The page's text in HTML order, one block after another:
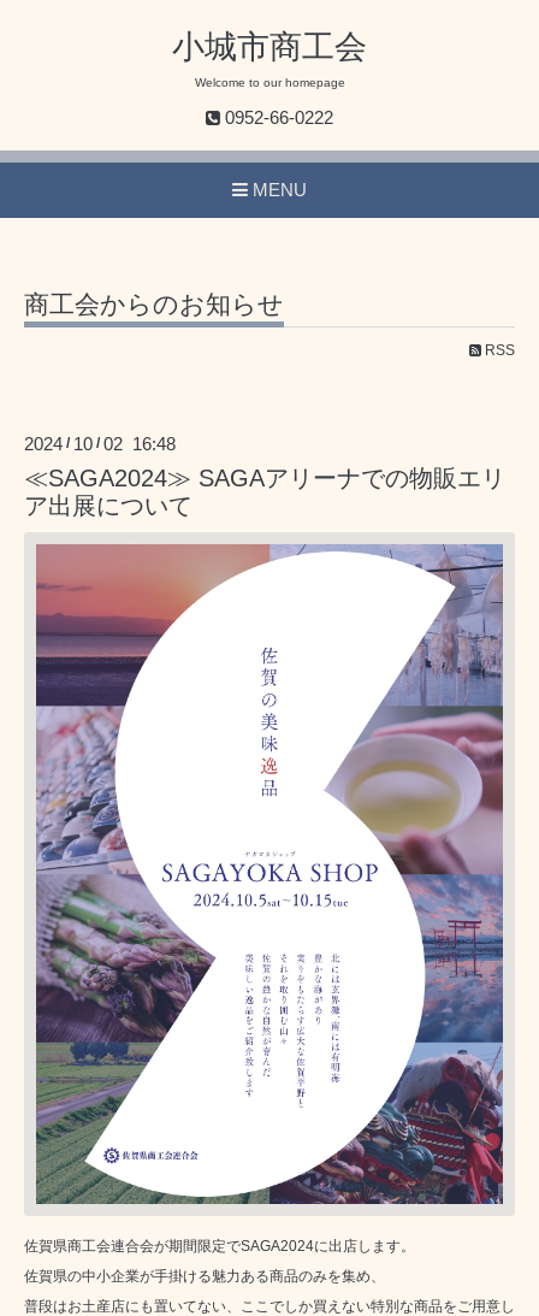
小城市商工会
Welcome to our homepage
0952-66-0222
MENU
商工会からのお知らせ
RSS
2024 / 10 /02 16:48
≪SAGA2024≫ SAGAアリーナでの物販エリ
ア出展について
佐賀県商工会連合会が期間限定でSAGA2024に出店します。
佐賀県の中小企業が手掛ける魅力ある商品のみを集め、
普段はお土産店にも置いてない、ここでしか買えない特別な商品をご用意し